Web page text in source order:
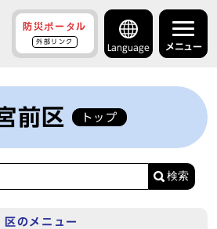
防災ポータル
外部リンク
Language メニュー
前区 トップ
検索
区のメニュー